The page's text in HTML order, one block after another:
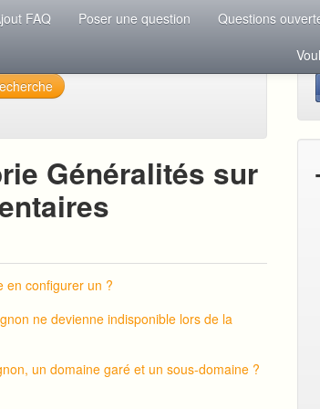
FAQ Poser une question
Questions
Généralités sur
en configurer un ?
ne devienne indisponible lors de la
un domaine garé et un sous-domaine ?